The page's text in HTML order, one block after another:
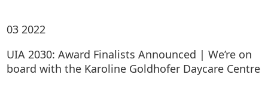
03 2022
UIA 2030: Award Finalists Announced | We’re on
board with the Karoline Goldhofer Daycare Centre